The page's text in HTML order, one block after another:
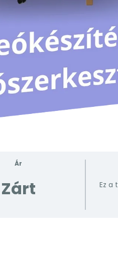
Ár
Zárt
Ez a